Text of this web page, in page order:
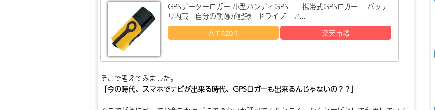
GPSデーターロガー 小型ハンディGPS 携帯式GPSロガー バッテ
リ内蔵 自分の軌跡が記録 ドライブ ア...
Amazon
楽天市場
そこで考えてみました。
「今の時代、スマホでナビが出来る時代、GPSロガーも出来るんじゃないの？？」